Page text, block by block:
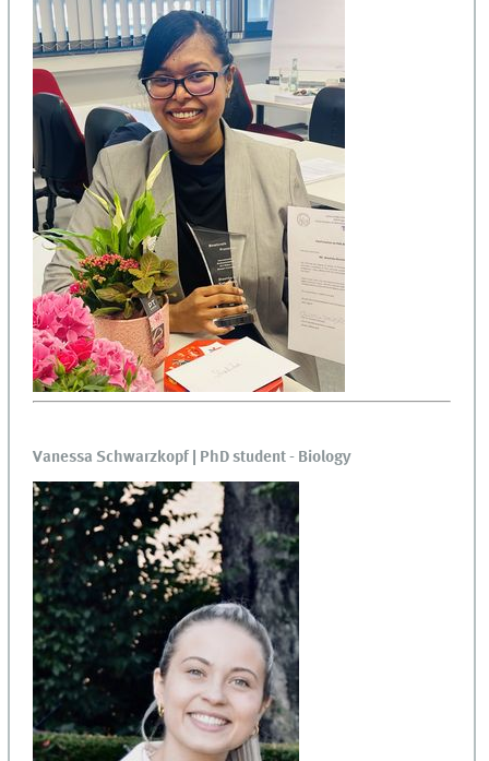
Vanessa Schwarzkopf | PhD student - Biology